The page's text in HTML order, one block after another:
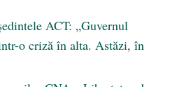
ACT: „Guvernul
o criză în alta. Astăzi, în